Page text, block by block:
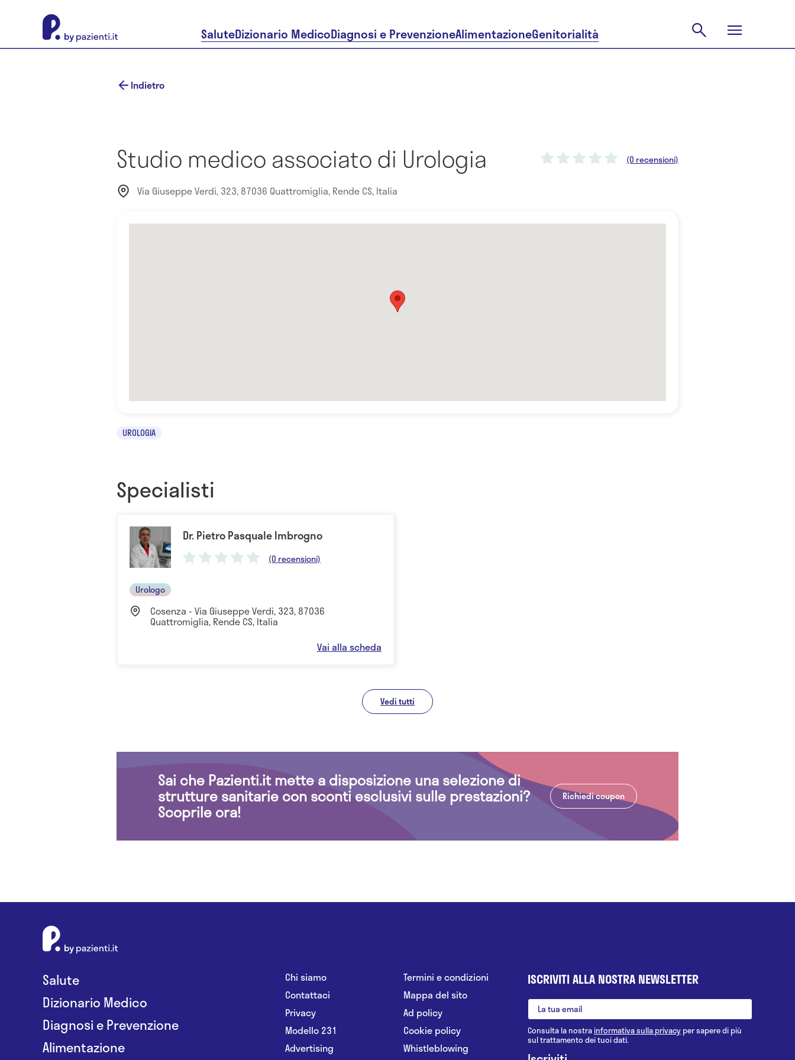
SaluteDizionario MedicoDiagnosi e PrevenzioneAlimentazioneGenitorialità
Indietro
Studio medico associato di Urologia (0 recensioni)
Via Giuseppe Verdi, 323, 87036 Quattromiglia, Rende CS, Italia
UROLOGIA
Specialisti
Dr. Pietro Pasquale Imbrogno
(0 recensioni)
Urologo
Cosenza - Via Giuseppe Verdi, 323, 87036
Quattromiglia, Rende CS, Italia
Vai alla scheda
Vedi tutti
Sai che Pazienti.it mette a disposizione una selezione di
strutture sanitarie con sconti esclusivi sulle prestazioni?
Scoprile ora!
Richiedi coupon
Salute
Dizionario Medico
Diagnosi e Prevenzione
Alimentazione
Chi siamo
Contattaci
Privacy
Modello 231
Advertising
Termini e condizioni
Mappa del sito
Ad policy
Cookie policy
Whistleblowing
ISCRIVITI ALLA NOSTRA NEWSLETTER
Consulta la nostrainformativa sulla privacy per sapere di più
sul trattamento dei tuoi dati.